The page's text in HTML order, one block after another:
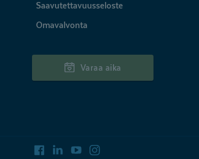
Saavutettavuusseloste
Omavalvonta
Varaa aika
FacebookLinkedInYoutube